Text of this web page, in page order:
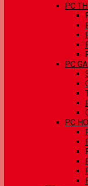
PC
PC
PC